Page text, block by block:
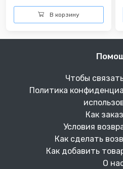
В корзину
Чтобы
Политика
Как
Условия
Как сделать
Как добавить
О